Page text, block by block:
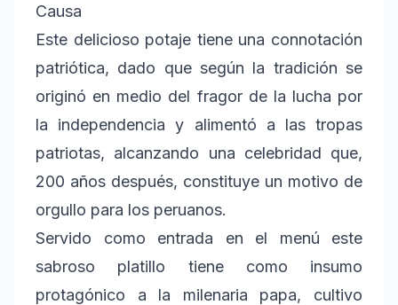
Causa
Este delicioso potaje tiene una connotación
patriótica, dado que según la tradición se
originó en medio del fragor de la lucha por
la independencia y alimentó a las tropas
patriotas, alcanzando una celebridad que,
200 años después, constituye un motivo de
orgullo para los peruanos.
Servido como entrada en el menú este
sabroso platillo tiene como insumo
protagónico a la milenaria papa, cultivo